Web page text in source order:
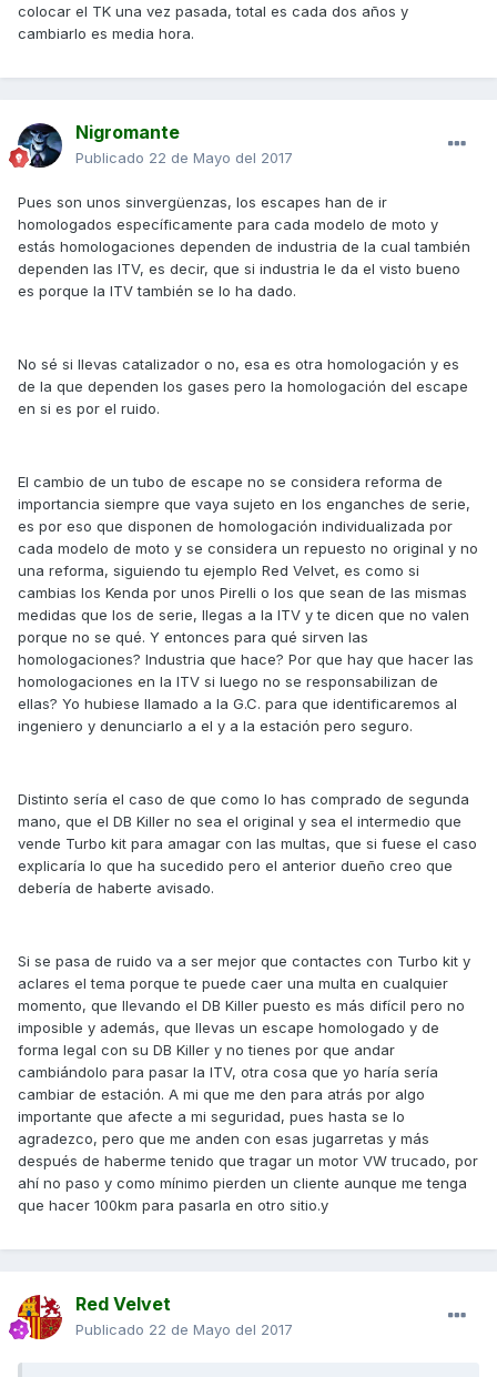
colocar el TK una vez pasada, total es cada dos años y
cambiarlo es media hora.
Nigromante
Publicado 22 de Mayo del 2017
Pues son unos sinvergüenzas, los escapes han de ir
homologados específicamente para cada modelo de moto y
estás homologaciones dependen de industria de la cual también
dependen las ITV, es decir, que si industria le da el visto bueno
es porque la ITV también se lo ha dado.
No sé si llevas catalizador o no, esa es otra homologación y es
de la que dependen los gases pero la homologación del escape
en si es por el ruido.
El cambio de un tubo de escape no se considera reforma de
importancia siempre que vaya sujeto en los enganches de serie,
es por eso que disponen de homologación individualizada por
cada modelo de moto y se considera un repuesto no original y no
una reforma, siguiendo tu ejemplo Red Velvet, es como si
cambias los Kenda por unos Pirelli o los que sean de las mismas
medidas que los de serie, llegas a la ITV y te dicen que no valen
porque no se qué. Y entonces para qué sirven las
homologaciones? Industria que hace? Por que hay que hacer las
homologaciones en la ITV si luego no se responsabilizan de
ellas? Yo hubiese llamado a la G.C. para que identificaremos al
ingeniero y denunciarlo a el y a la estación pero seguro.
Distinto sería el caso de que como lo has comprado de segunda
mano, que el DB Killer no sea el original y sea el intermedio que
vende Turbo kit para amagar con las multas, que si fuese el caso
explicaría lo que ha sucedido pero el anterior dueño creo que
debería de haberte avisado.
Si se pasa de ruido va a ser mejor que contactes con Turbo kit y
aclares el tema porque te puede caer una multa en cualquier
momento, que llevando el DB Killer puesto es más difícil pero no
imposible y además, que llevas un escape homologado y de
forma legal con su DB Killer y no tienes por que andar
cambiándolo para pasar la ITV, otra cosa que yo haría sería
cambiar de estación. A mi que me den para atrás por algo
importante que afecte a mi seguridad, pues hasta se lo
agradezco, pero que me anden con esas jugarretas y más
después de haberme tenido que tragar un motor VW trucado, por
ahí no paso y como mínimo pierden un cliente aunque me tenga
que hacer 100km para pasarla en otro sitio.y
Red Velvet
Publicado 22 de Mayo del 2017